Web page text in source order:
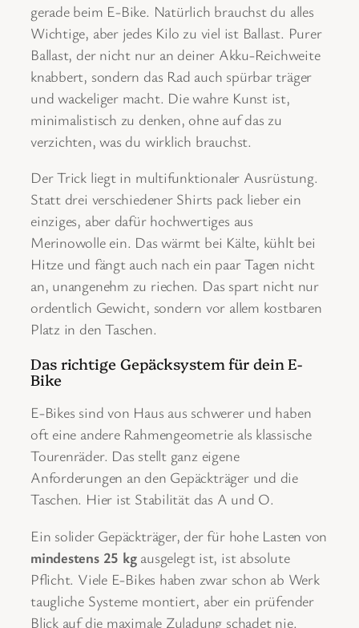
gerade beim E-Bike. Natürlich brauchst du alles
Wichtige, aber jedes Kilo zu viel ist Ballast. Purer
Ballast, der nicht nur an deiner Akku-Reichweite
knabbert, sondern das Rad auch spürbar träger
und wackeliger macht. Die wahre Kunst ist,
minimalistisch zu denken, ohne auf das zu
verzichten, was du wirklich brauchst.
Der Trick liegt in multifunktionaler Ausrüstung.
Statt drei verschiedener Shirts pack lieber ein
einziges, aber dafür hochwertiges aus
Merinowolle ein. Das wärmt bei Kälte, kühlt bei
Hitze und fängt auch nach ein paar Tagen nicht
an, unangenehm zu riechen. Das spart nicht nur
ordentlich Gewicht, sondern vor allem kostbaren
Platz in den Taschen.
Das richtige Gepäcksystem für dein E-
Bike
E-Bikes sind von Haus aus schwerer und haben
oft eine andere Rahmengeometrie als klassische
Tourenräder. Das stellt ganz eigene
Anforderungen an den Gepäckträger und die
Taschen. Hier ist Stabilität das A und O.
Ein solider Gepäckträger, der für hohe Lasten von
mindestens 25 kgausgelegt ist, ist absolute
Pflicht. Viele E-Bikes haben zwar schon ab Werk
taugliche Systeme montiert, aber ein prüfender
Blick auf die maximale Zuladung schadet nie.